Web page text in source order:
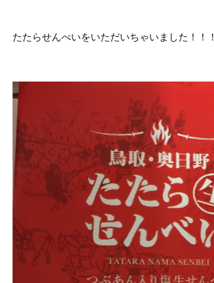
たたらせんべいをいただいちゃいました！！！